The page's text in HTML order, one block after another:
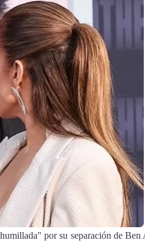
nominación a los Latin
por su separación de Ben